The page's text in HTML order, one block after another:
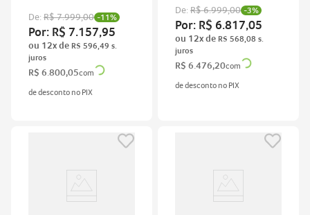
De: R$7.999,00 -11%
Por: R$ 7.157,95
ou 12x de R$ 596,49
R$ 6 800,05com
de desconto no PIX
De: R$6.999,00 -3%
Por: R$ 6.817,05
ou 12x de R$ 568,08
R$ 6 476,20com
de desconto no PIX